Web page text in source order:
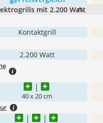
mit 2.200 Watt
Kontaktgrill
2.200 Watt
40 x 20 cm